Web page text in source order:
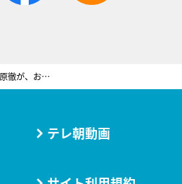
蛍原徹が、お説教！カンニング竹山ら“おじさん芸人”に「ちゃんと覚えて！」
テレ朝動画